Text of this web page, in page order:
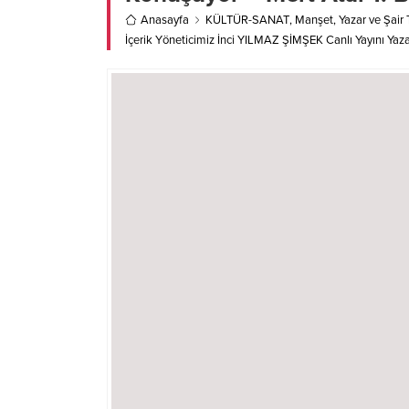
Anasayfa KÜLTÜR-SANAT, Manşet,Yazar ve Şair
İçerik Yöneticimiz İnci YILMAZ ŞİMŞEK Canlı Yayını